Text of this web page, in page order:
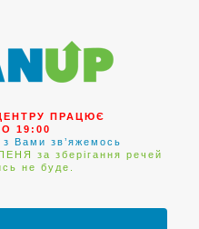
ПРАЦЮЄ
19:00
Вами зв’яжемось
за зберігання речей
не буде.